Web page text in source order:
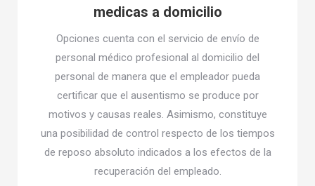
medicas a domicilio
Opciones cuenta con el servicio de envío de
personal médico profesional al domicilio del
personal de manera que el empleador pueda
certificar que el ausentismo se produce por
motivos y causas reales. Asimismo, constituye
una posibilidad de control respecto de los tiempos
de reposo absoluto indicados a los efectos de la
recuperación del empleado.